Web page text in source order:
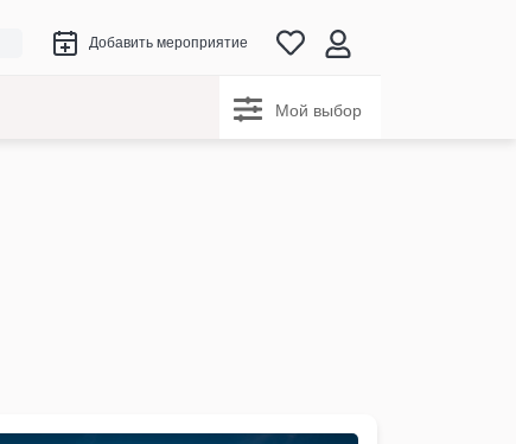
Добавить мероприятие
Мой выбор